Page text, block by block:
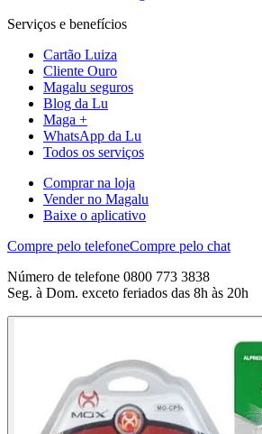
Serviços e benefícios
Cartão Luiza
Cliente Ouro
Magalu seguros
Blog da Lu
Maga +
WhatsApp da Lu
Todos os serviços
Comprar na loja
Vender no Magalu
Baixe o aplicativo
Compre pelo telefoneCompre pelo chat
Número de telefone 0800 773 3838
Seg. à Dom. exceto feriados das 8h às 20h